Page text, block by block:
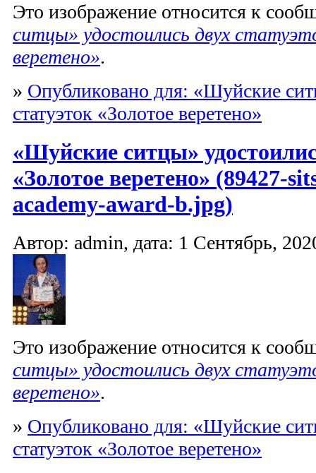
Это изображение относится к
ситцы» удостоились двух
веретено».
» Опубликовано для: «Шуйские
статуэток «Золотое веретено»
«Шуйские ситцы»
«Золотое веретено» (89427-
academy-award-b.jpg)
Автор: admin, дата: 1 Сентябрь,
Это изображение относится к
ситцы» удостоились двух
веретено».
» Опубликовано для: «Шуйские
статуэток «Золотое веретено»